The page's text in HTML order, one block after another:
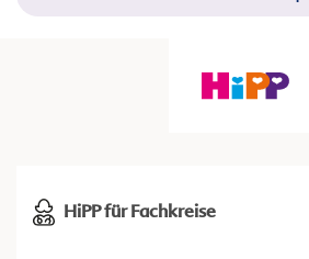
HiPP für Fachkreise